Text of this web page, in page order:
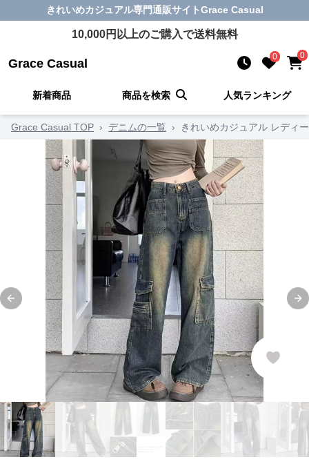
きれいめカジュアル専門通販サイトGrace Casual
10,000円以上のご購入で送料無料
Grace Casual 0 0
新着商品 商品を検索 人気ランキング
Grace Casual TOP › デニムの一覧 › きれいめカジュアル レディ
Previous slide